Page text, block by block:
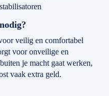
veilig en comfortabel
voor onveilige en
je macht gaat werken,
vaak extra geld.